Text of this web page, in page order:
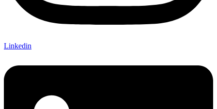
Linkedin